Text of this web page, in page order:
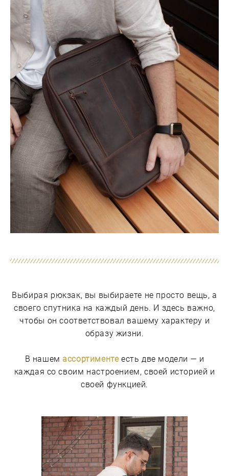
Выбирая рюкзак, вы выбираете не просто вещь, а
своего спутника на каждый день. И здесь важно,
чтобы он соответствовал вашему характеру и
образу жизни.
В нашемассортиментеесть две модели — и
каждая со своим настроением, своей историей и
своей функцией.